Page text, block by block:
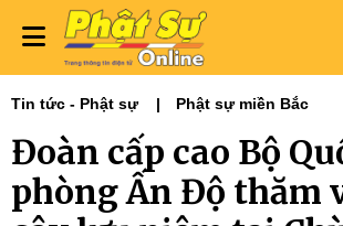
Tin tức - Phật sự Phật sự miền Bắc
Đoàn cấp cao Bộ
phòng Ấn Độ thăm